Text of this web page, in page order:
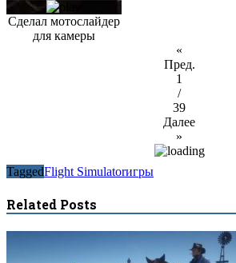
Сделал мотослайдер
для камеры
«
Пред.
1
/
39
Далее
»
TaggedFlight Simulatorигры
Related Posts